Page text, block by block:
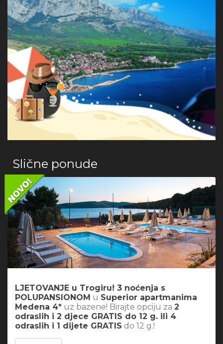
Slične ponude
LJETOVANJE u Trogiru! 3 noćenja s
POLUPANSIONOM u Superior apartmanima
Medena 4* uz bazene! Birajte opciju za 2
odraslih i 2 djece GRATIS do 12 g. ili 4
odraslih i 1 dijete GRATIS do 12 g.!